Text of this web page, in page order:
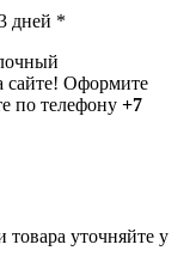
дней *
сайте! Оформите
по телефону +7
уточняйте у